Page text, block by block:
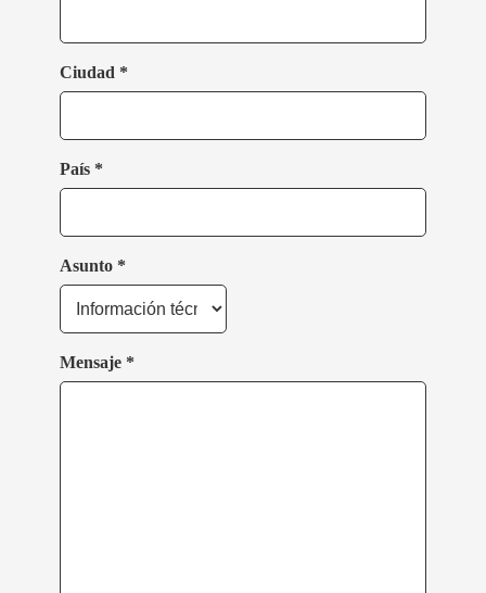
Ciudad *
País *
Asunto *
Mensaje *